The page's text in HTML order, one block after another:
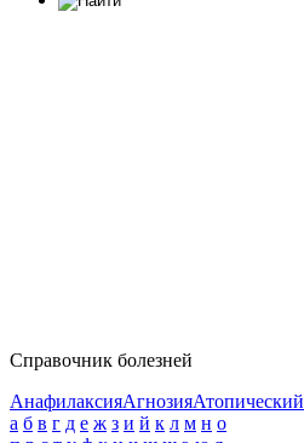
Справочник болезней
АнафилаксияАгнозияАтопический
а б в г д е ж з и й к л м н о